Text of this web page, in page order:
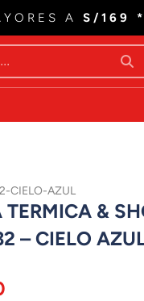
A S/169 *
CIELO-AZUL
&
– CIELO